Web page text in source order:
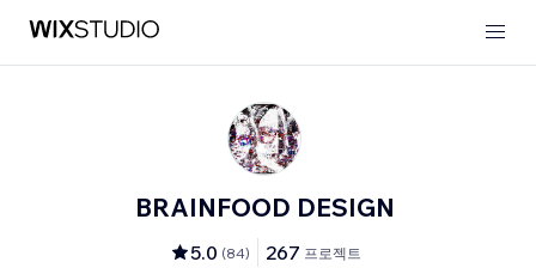
BRAINFOOD DESIGN
5.0 (84) 267 프로젝트